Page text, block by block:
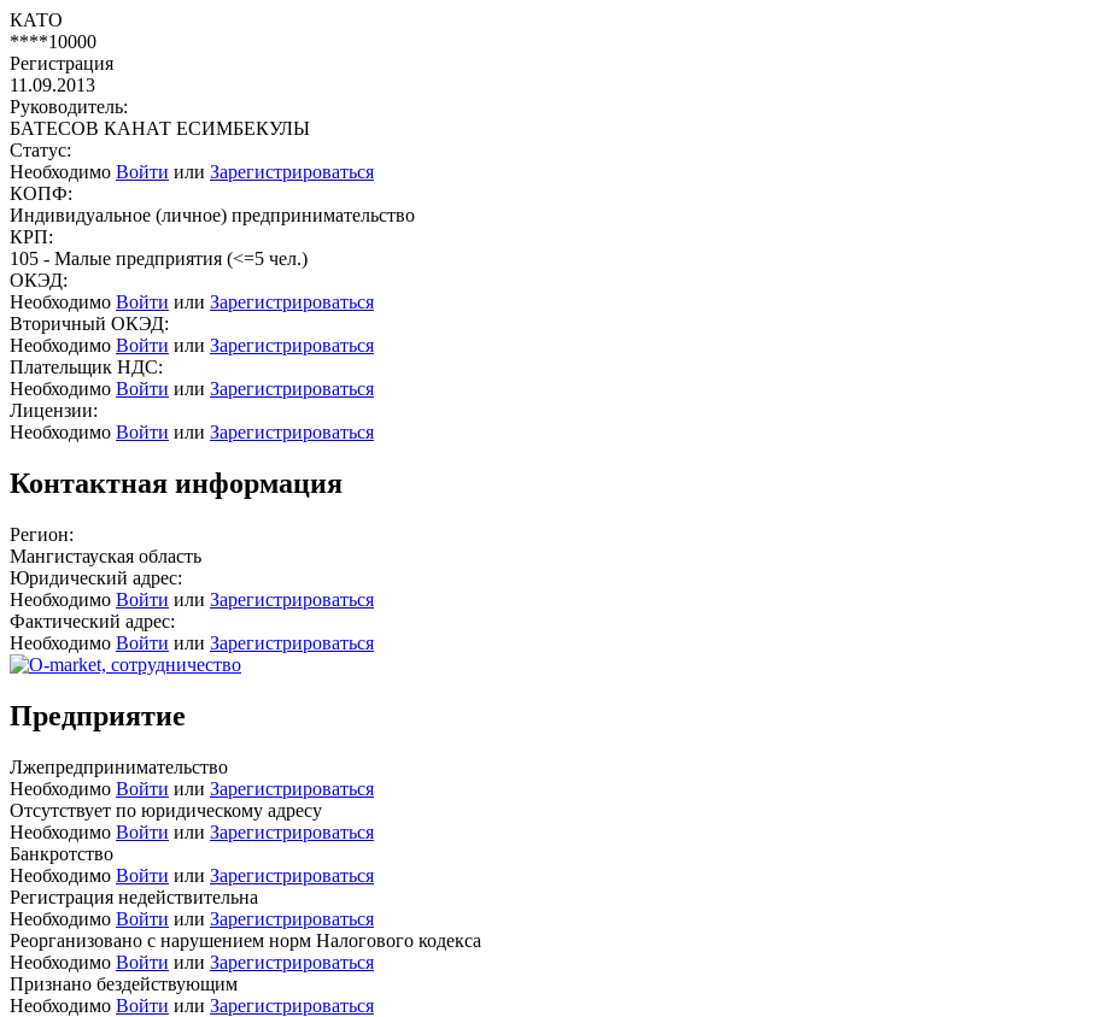
КАТО
****10000
Регистрация
11.09.2013
Руководитель:
БАТЕСОВ КАНАТ ЕСИМБЕКУЛЫ
Статус:
Необходимо Войти или Зарегистрироваться
КОПФ:
Индивидуальное (личное) предпринимательство
КРП:
105 - Малые предприятия (<=5 чел.)
ОКЭД:
Необходимо Войти или Зарегистрироваться
Вторичный ОКЭД:
Необходимо Войти или Зарегистрироваться
Плательщик НДС:
Необходимо Войти или Зарегистрироваться
Лицензии:
Необходимо Войти или Зарегистрироваться
Контактная информация
Регион:
Мангистауская область
Юридический адрес:
Необходимо Войти или Зарегистрироваться
Фактический адрес:
Необходимо Войти или Зарегистрироваться
Предприятие
Лжепредпринимательство
Необходимо Войти или Зарегистрироваться
Отсутствует по юридическому адресу
Необходимо Войти или Зарегистрироваться
Банкротство
Необходимо Войти или Зарегистрироваться
Регистрация недействительна
Необходимо Войти или Зарегистрироваться
Реорганизовано с нарушением норм Налогового кодекса
Необходимо Войти или Зарегистрироваться
Признано бездействующим
Необходимо Войти или Зарегистрироваться